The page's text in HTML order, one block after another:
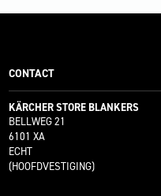
CONTACT
KÄRCHER STORE BLANKERS
BELLWEG 21
6101 XA
ECHT
(HOOFDVESTIGING)